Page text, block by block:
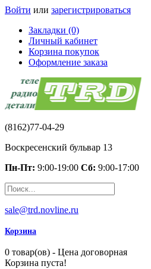
Войти или зарегистрироваться
Закладки (0)
Личный кабинет
Корзина покупок
Оформление заказа
(8162)77-04-29
Воскресенский бульвар 13
Пн-Пт: 9:00-19:00 Сб: 9:00-17:00
sale@trd.novline.ru
Корзина
0 товар(ов) - Цена договорная
Корзина пуста!